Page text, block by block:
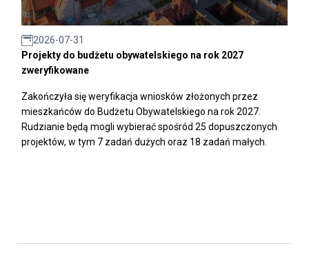
2026-07-31
Projekty do budżetu obywatelskiego na rok 2027
zweryfikowane
Zakończyła się weryfikacja wniosków złożonych przez
mieszkańców do Budżetu Obywatelskiego na rok 2027.
Rudzianie będą mogli wybierać spośród 25 dopuszczonych
projektów, w tym 7 zadań dużych oraz 18 zadań małych.